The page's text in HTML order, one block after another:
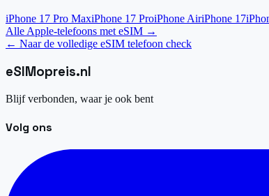
iPhone 17 Pro MaxiPhone 17 ProiPhone AiriPhone 17
Alle Apple-telefoons met eSIM →
← Naar de volledige eSIM telefoon check
eSIMopreis.nl
Blijf verbonden, waar je ook bent
Volg ons